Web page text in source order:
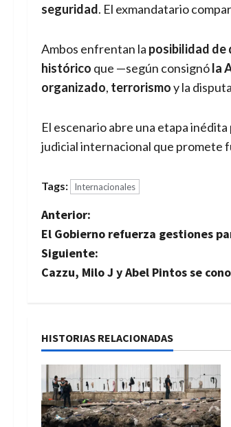
seguridad. El exmandatario
Ambos enfrentan la posibilidad de
histórico que —según consignóla
organizado, terrorismoy la
El escenario abre una etapa
judicial internacional que promete
Tags: Internacionales
N
a
v
g
a
c
i
Anterior:
El Gobierno refuerza gestiones
Siguiente:
Cazzu, Milo J y Abel Pintos se
HISTORIAS RELACIONADAS